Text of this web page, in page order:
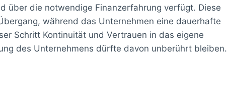
über die notwendige Finanzerfahrung verfügt. Diese
während das Unternehmen eine dauerhafte
Schritt Kontinuität und Vertrauen in das eigene
des Unternehmens dürfte davon unberührt bleiben.